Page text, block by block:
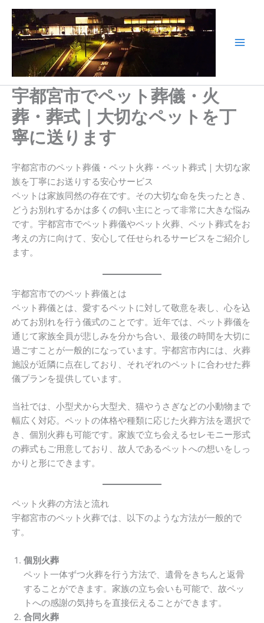
宇都宮市でペット葬儀・火
葬・葬式｜大切なペットを丁
寧に送ります
宇都宮市のペット葬儀・ペット火葬・ペット葬式｜大切な家
族を丁寧にお送りする安心サービス
ペットは家族同然の存在です。その大切な命を失ったとき、
どうお別れするかは多くの飼い主にとって非常に大きな悩み
です。宇都宮市でペット葬儀やペット火葬、ペット葬式をお
考えの方に向けて、安心して任せられるサービスをご紹介し
ます。
宇都宮市でのペット葬儀とは
ペット葬儀とは、愛するペットに対して敬意を表し、心を込
めてお別れを行う儀式のことです。近年では、ペット葬儀を
通じて家族全員が悲しみを分かち合い、最後の時間を大切に
過ごすことが一般的になっています。宇都宮市内には、火葬
施設が近隣に点在しており、それぞれのペットに合わせた葬
儀プランを提供しています。
当社では、小型犬から大型犬、猫やうさぎなどの小動物まで
幅広く対応。ペットの体格や種類に応じた火葬方法を選択で
き、個別火葬も可能です。家族で立ち会えるセレモニー形式
の葬式もご用意しており、故人であるペットへの想いをしっ
かりと形にできます。
ペット火葬の方法と流れ
宇都宮市のペット火葬では、以下のような方法が一般的で
す。
個別火葬
ペット一体ずつ火葬を行う方法で、遺骨をきちんと返骨
することができます。家族の立ち会いも可能で、故ペッ
トへの感謝の気持ちを直接伝えることができます。
合同火葬